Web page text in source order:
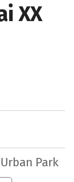
XX
Park